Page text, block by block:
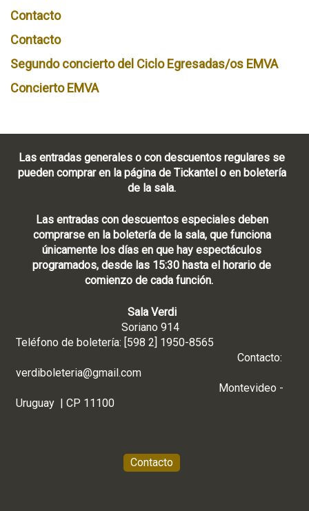
Contacto
Contacto
Segundo concierto del Ciclo Egresadas/os EMVA
Concierto EMVA
Las entradas generales o con descuentos regulares se
pueden comprar en la página de Tickantel o en boletería
de la sala.
Las entradas con descuentos especiales deben
comprarse en la boletería de la sala, que funciona
únicamente los días en que hay espectáculos
programados, desde las 15:30 hasta el horario de
comienzo de cada función.
Sala Verdi
Soriano 914
Teléfono de boletería: [598 2] 1950-8565
Contacto:
verdiboleteria@gmail.com
Montevideo -
Uruguay | CP 11100
Contacto